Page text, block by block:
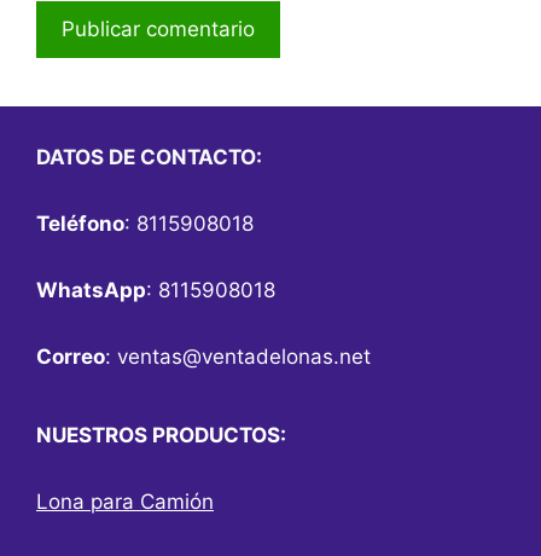
DATOS DE CONTACTO:
Teléfono: 8115908018
WhatsApp: 8115908018
Correo: ventas@ventadelonas.net
NUESTROS PRODUCTOS:
Lona para Camión